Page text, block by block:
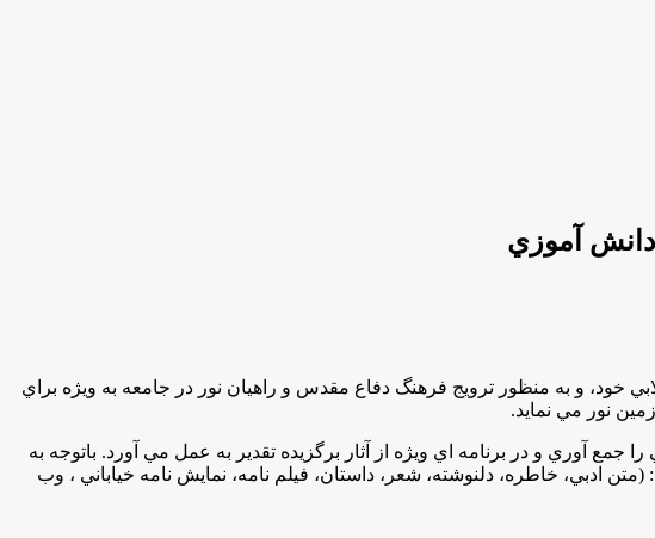
دانش آموزي
و به منظور ترويج فرهنگ دفاع مقدس و راهيان نور در جامعه به ويژه براي
نور مي نمايد.
آوري و در برنامه اي ويژه از آثار برگزيده تقدير به عمل مي آورد. باتوجه به
ادبي، خاطره، دلنوشته، شعر، داستان، فيلم نامه، نمايش نامه خياباني ، وب